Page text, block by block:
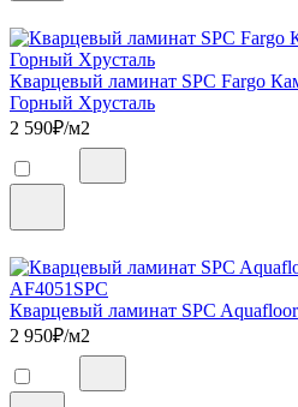
Кварцевый ламинат SPC Fargo
Горный Хрусталь
2 590₽/м2
Кварцевый ламинат SPC
2 950₽/м2